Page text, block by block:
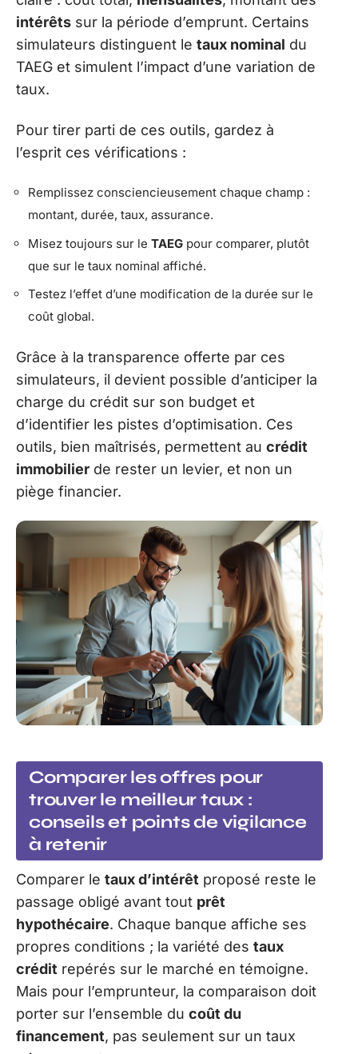
intérêts sur la période d’emprunt. Certains
simulateurs distinguent le taux nominal du
TAEG et simulent l’impact d’une variation de
taux.
Pour tirer parti de ces outils, gardez à
l’esprit ces vérifications :
Remplissez consciencieusement chaque champ :
montant, durée, taux, assurance.
Misez toujours sur le TAEG pour comparer, plutôt
que sur le taux nominal affiché.
Testez l’effet d’une modification de la durée sur le
coût global.
Grâce à la transparence offerte par ces
simulateurs, il devient possible d’anticiper la
charge du crédit sur son budget et
d’identifier les pistes d’optimisation. Ces
outils, bien maîtrisés, permettent au crédit
immobilier de rester un levier, et non un
piège financier.
Comparer les offres pour
trouver le meilleur taux :
conseils et points de vigilance
à retenir
Comparer le taux d’intérêt proposé reste le
passage obligé avant tout prêt
hypothécaire. Chaque banque affiche ses
propres conditions ; la variété des taux
crédit repérés sur le marché en témoigne.
Mais pour l’emprunteur, la comparaison doit
porter sur l’ensemble du coût du
financement, pas seulement sur un taux